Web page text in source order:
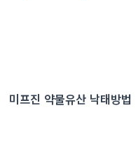
미프진 약물유산 낙태방법